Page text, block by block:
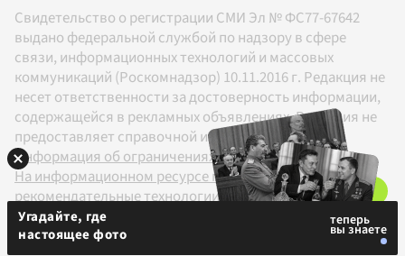
Свидетельство о регистрации СМИ Эл № ФС77-67642
выдано федеральной службой по надзору в сфере
связи, информационных технологий и массовых
коммуникаций (Роскомнадзор) 10.11.2016 г. Редакция не
несет ответственности за достоверность информации,
содержащейся в рекламных объявлениях. Редакция не
предоставляет справочной информации.
Информация об ограничениях
На информационном ресурсе применяются
рекомендательные технологии в соответствии с
Правилами
Угадайте, где
настоящее фото